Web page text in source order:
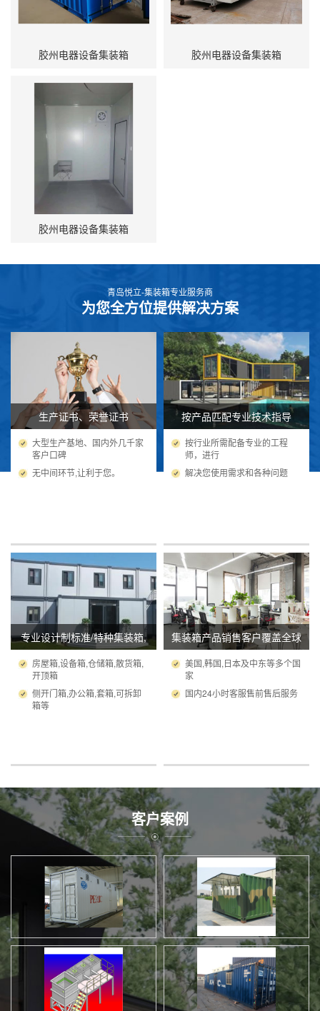
胶州电器设备集装箱 胶州电器设备集装箱
胶州电器设备集装箱
青岛悦立-集装箱专业服务商
为您全方位提供解决方案
生产证书、荣誉证书
大型生产基地、国内外几千家
客户口碑
无中间环节,让利于您。
按产品匹配专业技术指导
按行业所需配备专业的工程
师，进行
解决您使用需求和各种问题
专业设计制标准/特种集装箱,
房屋箱,设备箱,仓储箱,散货箱,
开顶箱
侧开门箱,办公箱,套箱,可拆卸
箱等
集装箱产品销售客户覆盖全球
美国,韩国,日本及中东等多个国
家
国内24小时客服售前售后服务
客户案例